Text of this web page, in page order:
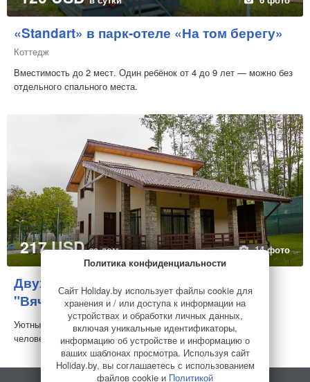
«Standart» в парк-отеле «На том берегу»
Коттедж
Вместимость до 2 мест. Один ребёнок от 4 до 9 лет — можно без
отдельного спального места.
217 USDза дом 14 фото
Двухуровневый гостевой дом в ФОК
"Вячорки" рядом с Минском
Усадьба
Уютный двухуровневый дом для отдыха-До 4 человек. -2
человека возможно разместить за дополнитель...
Политика конфиденциальности
Сайт Holiday.by использует файлы cookie для
хранения и / или доступа к информации на
устройствах и обработки личных данных,
включая уникальные идентификаторы,
информацию об устройстве и информацию о
ваших шаблонах просмотра. Используя сайт
Holiday.by, вы соглашаетесь с использованием
файлов cookie и Политикой